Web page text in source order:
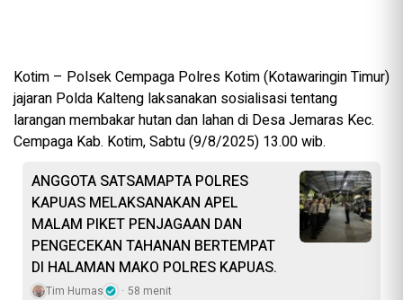
Kotim – Polsek Cempaga Polres Kotim (Kotawaringin Timur)
jajaran Polda Kalteng laksanakan sosialisasi tentang
larangan membakar hutan dan lahan di Desa Jemaras Kec.
Cempaga Kab. Kotim, Sabtu (9/8/2025) 13.00 wib.
ANGGOTA SATSAMAPTA POLRES
KAPUAS MELAKSANAKAN APEL
MALAM PIKET PENJAGAAN DAN
PENGECEKAN TAHANAN BERTEMPAT
DI HALAMAN MAKO POLRES KAPUAS.
Tim Humas 58 menit